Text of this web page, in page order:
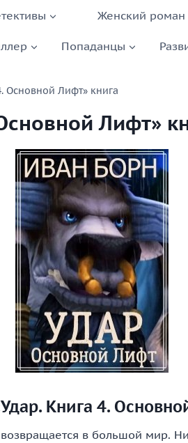
Женский роман
Попаданцы
Основной Лифт» книга
Лифт»
Книга 4.
в большой мир.